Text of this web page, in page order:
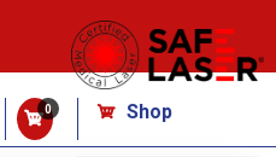
0 Shop